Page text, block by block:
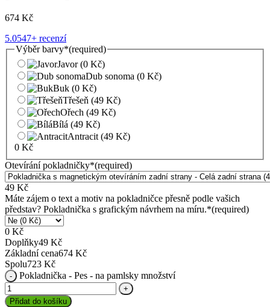
674 Kč
5.0547+ recenzí
Výběr barvy*(required)
Javor(0 Kč)
Dub sonoma (0 Kč)
Buk (0 Kč)
Třešeň (49 Kč)
Ořech (49 Kč)
Bílá (49 Kč)
Antracit(49 Kč)
0 Kč
Otevírání pokladničky*(required)
49 Kč
Máte zájem o text a motiv na pokladničce přesně podle vašich
představ? Pokladnička s grafickým návrhem na míru.*(required)
0 Kč
Doplňky49 Kč
Základní cena674 Kč
Spolu723 Kč
Pokladnička - Pes - na pamlsky množství
Přidat do košíku